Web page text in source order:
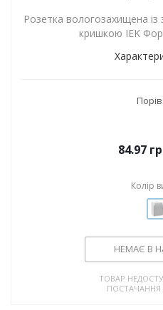
Розетка вологозахищена
кришкою IEK
84.97
Колір
НЕМАЄ В
ТОВАР
ПОСТАЧАННЯ